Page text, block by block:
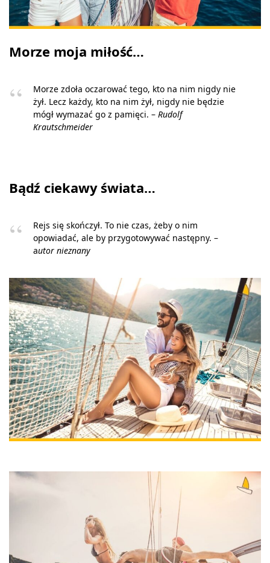
Morze moja miłość…
Morze zdoła oczarować tego, kto na nim nigdy nie
żył. Lecz każdy, kto na nim żył, nigdy nie będzie
mógł wymazać go z pamięci. – Rudolf
Krautschmeider
Bądź ciekawy świata…
Rejs się skończył. To nie czas, żeby o nim
opowiadać, ale by przygotowywać następny. –
autor nieznany